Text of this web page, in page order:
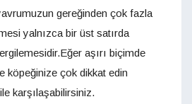
gereğinden çok fazla
yalnızca bir üst satırda
aşırı biçimde
köpeğinize çok dikkat edin
karşılaşabilirsiniz.